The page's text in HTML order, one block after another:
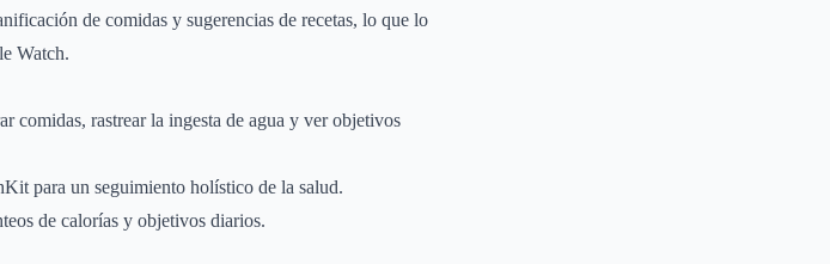
de comidas y sugerencias de recetas, lo que lo
Watch.
comidas, rastrear la ingesta de agua y ver objetivos
para un seguimiento holístico de la salud.
de calorías y objetivos diarios.